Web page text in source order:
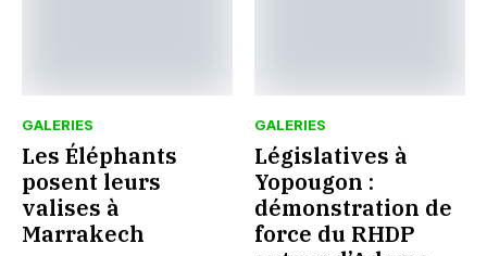
GALERIES
Les Éléphants
posent leurs
valises à
Marrakech
GALERIES
Législatives à
Yopougon :
démonstration de
force du RHDP